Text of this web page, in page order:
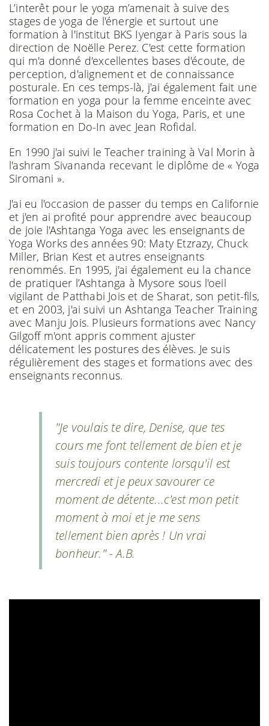
L’interêt pour le yoga m’amenait à suive des
stages de yoga de l'énergie et surtout une
formation à l'institut BKS Iyengar à Paris sous la
direction de Noëlle Perez. C'est cette formation
qui m'a donné d'excellentes bases d'écoute, de
perception, d'alignement et de connaissance
posturale. En ces temps-là, j'ai également fait une
formation en yoga pour la femme enceinte avec
Rosa Cochet à la Maison du Yoga, Paris, et une
formation en Do-In avec Jean Rofidal.
En 1990 j'ai suivi le Teacher training à Val Morin à
l'ashram Sivananda recevant le diplôme de « Yoga
Siromani ».
J'ai eu l'occasion de passer du temps en Californie
et j'en ai profité pour apprendre avec beaucoup
de joie l'Ashtanga Yoga avec les enseignants de
Yoga Works des années 90: Maty Etzrazy, Chuck
Miller, Brian Kest et autres enseignants
renommés. En 1995, j'ai également eu la chance
de pratiquer l’Ashtanga à Mysore sous l'oeil
vigilant de Patthabi Jois et de Sharat, son petit-fils,
et en 2003, j'ai suivi un Ashtanga Teacher Training
avec Manju Jois. Plusieurs formations avec Nancy
Gilgoff m'ont appris comment ajuster
délicatement les postures des élèves. Je suis
régulièrement des stages et formations avec des
enseignants reconnus.
"Je voulais te dire, Denise, que tes
cours me font tellement de bien et je
suis toujours contente lorsqu'il est
mercredi et je peux savourer ce
moment de détente...c'est mon petit
moment à moi et je me sens
tellement bien après ! Un vrai
bonheur." - A.B.